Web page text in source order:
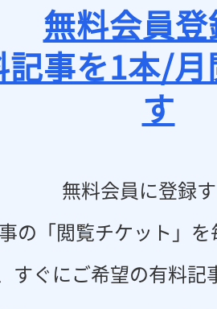
無料会員
記事を1本/
す
無料会員に登録
の「閲覧チケット」
すぐにご希望の有料記